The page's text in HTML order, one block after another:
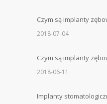
Czym są implanty
2018-07-04
Czym są implanty
2018-06-11
Implanty